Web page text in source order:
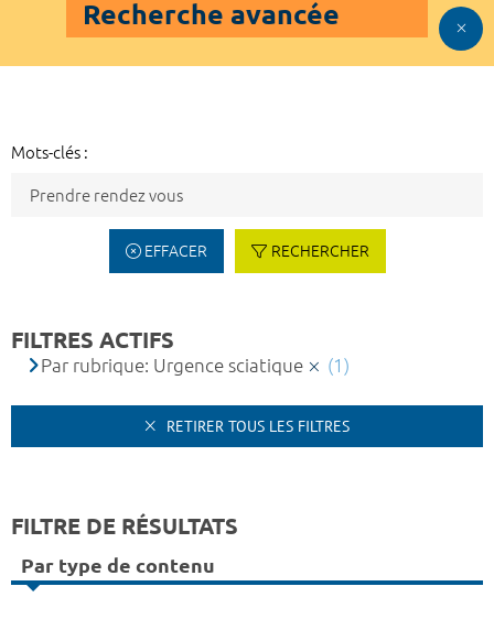
Recherche avancée
Mots-clés :
EFFACER RECHERCHER
FILTRES ACTIFS
Par rubrique: Urgence sciatique (1)
RETIRER TOUS LES FILTRES
FILTRE DE RÉSULTATS
Par type de contenu